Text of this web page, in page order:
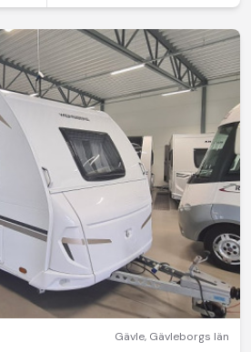
Gävle, Gävleborgs län